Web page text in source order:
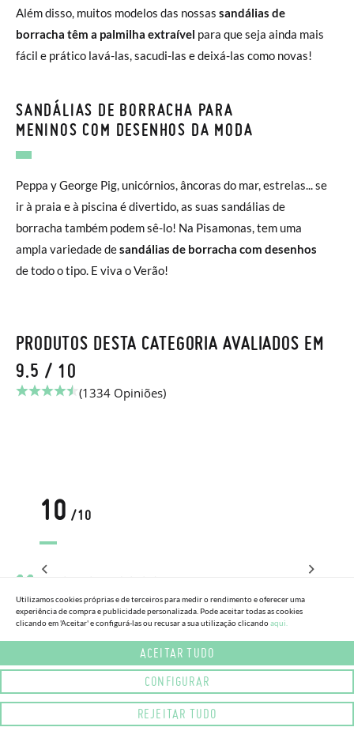
Além disso, muitos modelos das nossas sandálias de
borracha têm a palmilha extraível para que seja ainda mais
fácil e prático lavá-las, sacudi-las e deixá-las como novas!
SANDÁLIAS DE BORRACHA PARA
MENINOS COM DESENHOS DA MODA
Peppa y George Pig, unicórnios, âncoras do mar, estrelas... se
ir à praia e à piscina é divertido, as suas sandálias de
borracha também podem sê-lo! Na Pisamonas, tem uma
ampla variedade desandálias de borracha com desenhos
de todo o tipo. E viva o Verão!
PRODUTOS DESTA CATEGORIA AVALIADOS EM
9.5 / 10
(1334 Opiniões)
10 /10
Utilizamos cookies próprias e de terceiros para medir o rendimento e oferecer uma
experiência de compra e publicidade personalizada. Pode aceitar todas as cookies
clicando em 'Aceitar' e configurá-las ou recusar a sua utilização clicandoaqui.
ACEITAR TUDO
CONFIGURAR
REJEITAR TUDO